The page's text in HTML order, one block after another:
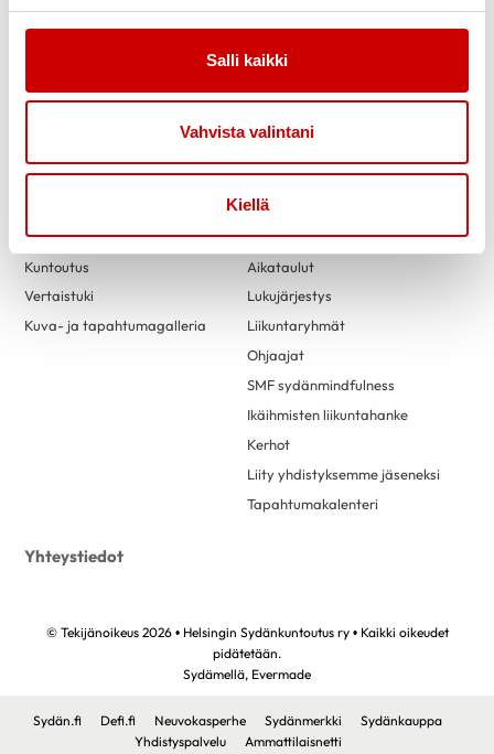
Salli kaikki
Vahvista valintani
Kiellä
Tietoa
Uutiset
Hinnasto
Tukea
Kuntoutus
Vertaistuki
Kuva- ja tapahtumagalleria
Toimintaa
Aikataulut
Lukujärjestys
Liikuntaryhmät
Ohjaajat
SMF sydänmindfulness
Ikäihmisten liikuntahanke
Kerhot
Liity yhdistyksemme jäseneksi
Tapahtumakalenteri
Yhteystiedot
© Tekijänoikeus 2026 • Helsingin Sydänkuntoutus ry • Kaikki oikeudet
pidätetään.
Sydämellä, Evermade
Sydän.fi Defi.fi Neuvokasperhe Sydänmerkki
Sydänkauppa
Yhdistyspalvelu
Ammattilaisnetti